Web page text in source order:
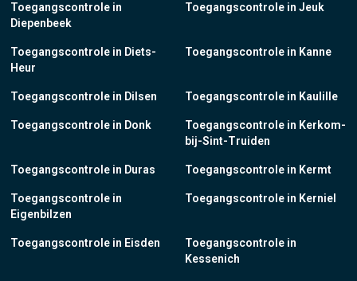
Toegangscontrole in
Diepenbeek
Toegangscontrole in Diets-
Heur
Toegangscontrole in Dilsen
Toegangscontrole in Donk
Toegangscontrole in Duras
Toegangscontrole in
Eigenbilzen
Toegangscontrole in Eisden
Toegangscontrole in Jeuk
Toegangscontrole in Kanne
Toegangscontrole in Kaulille
Toegangscontrole in Kerkom-
bij-Sint-Truiden
Toegangscontrole in Kermt
Toegangscontrole in Kerniel
Toegangscontrole in
Kessenich